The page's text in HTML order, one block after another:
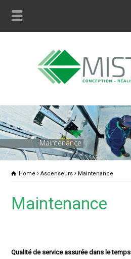
Maintenance
Home Ascenseurs Maintenance
Maintenance
Qualité de service assurée dans le temps